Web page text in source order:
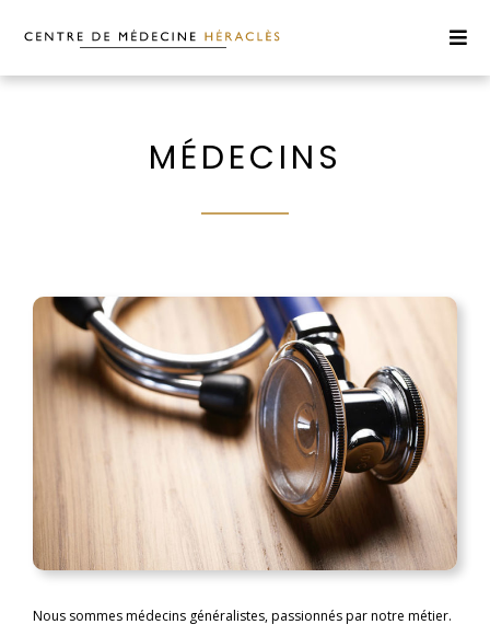
MÉDECINS
Nous sommes médecins généralistes, passionnés par notre métier.